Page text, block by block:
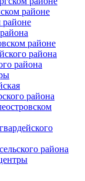
районе
районе
районе
района
района
района
района